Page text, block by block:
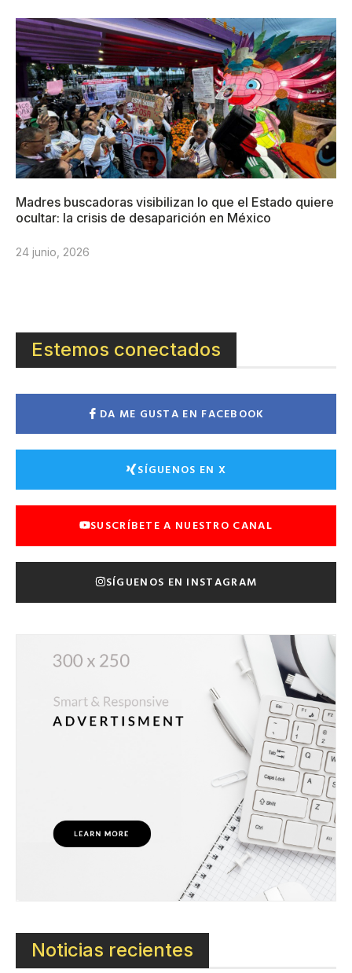
Madres buscadoras visibilizan lo que el Estado quiere
ocultar: la crisis de desaparición en México
24 junio, 2026
Estemos conectados
DA ME GUSTA EN FACEBOOK
SÍGUENOS EN X
SUSCRÍBETE A NUESTRO CANAL
SÍGUENOS EN INSTAGRAM
Noticias recientes